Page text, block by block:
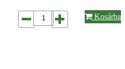
Kosárba